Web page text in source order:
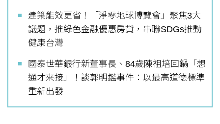
建築能效更省！「淨零地球博覽會」聚焦3大
議題，推綠色金融優惠房貸，串聯SDGs推動
健康台灣
國泰世華銀行新董事長、84歲陳祖培回鍋「想
通才來接」！談郭明鑑事件：以最高道德標準
重新出發